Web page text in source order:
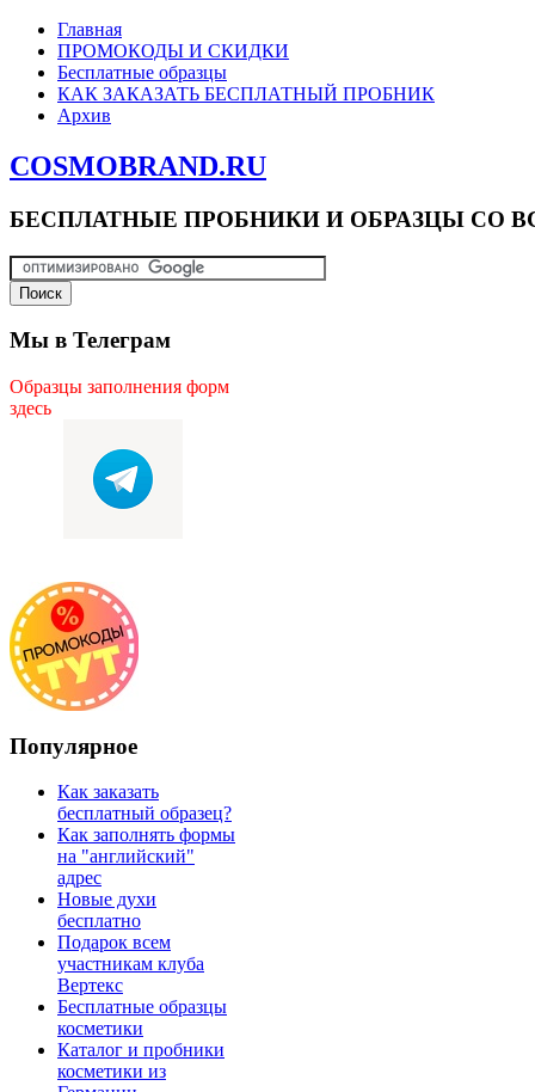
Главная
ПРОМОКОДЫ И СКИДКИ
Бесплатные образцы
КАК ЗАКАЗАТЬ БЕСПЛАТНЫЙ ПРОБНИК
Архив
COSMOBRAND.RU
БЕСПЛАТНЫЕ ПРОБНИКИ И ОБРАЗЦЫ СО
Мы в Телеграм
Образцы заполнения форм
здесь
Популярное
Как заказать
бесплатный образец?
Как заполнять формы
на "английский"
адрес
Новые духи
бесплатно
Подарок всем
участникам клуба
Вертекс
Бесплатные образцы
косметики
Каталог и пробники
косметики из